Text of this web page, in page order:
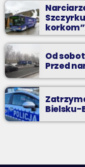
korkom”
Od
Przed
Bielsku-